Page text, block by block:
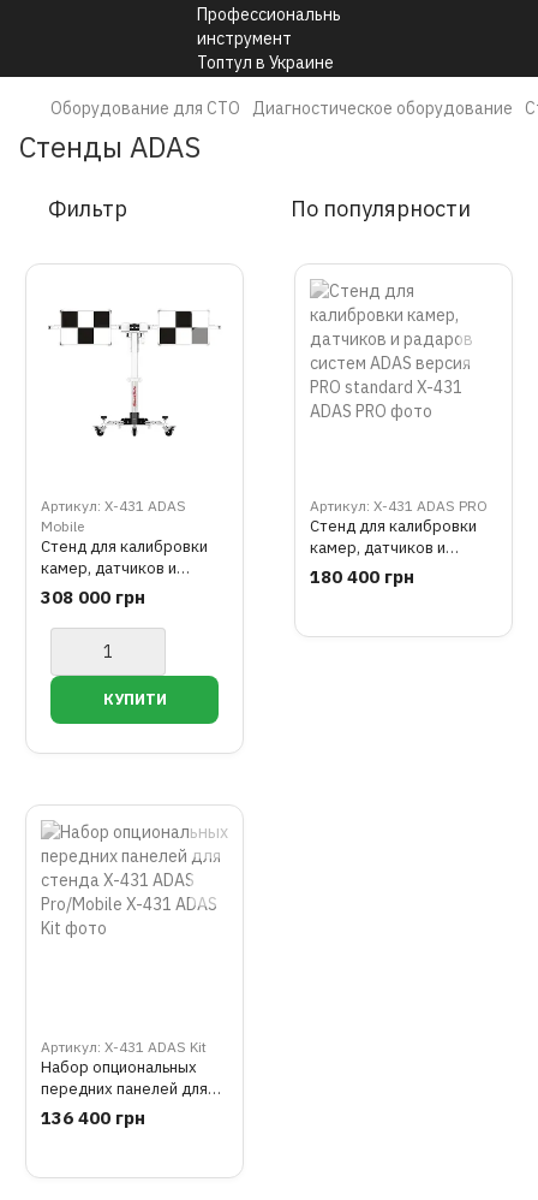
Оборудование для СТО Диагностическое оборудование
Стенды ADAS
Фильтр По популярности
Артикул: X-431 ADAS
Mobile
Стенд для калибровки
камер, датчиков и
радаров систем ADAS
версия Mobile
308 000 грн
Артикул: X-431 ADAS PRO
Стенд для калибровки
камер, датчиков и
радаров систем ADAS
версия PRO standard
180 400 грн
Артикул: X-431 ADAS Kit
Набор опциональных
передних панелей для
стенда X-431 ADAS
136 400 грн